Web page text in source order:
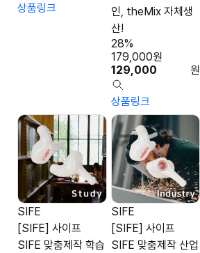
상품링크
인, theMix 자체생
산!
129,000 원
179,000원
28%
상품링크
SIFE
[SIFE] 사이프
SIFE 맞춤제작 학습
SIFE
[SIFE] 사이프
SIFE 맞춤제작 산업